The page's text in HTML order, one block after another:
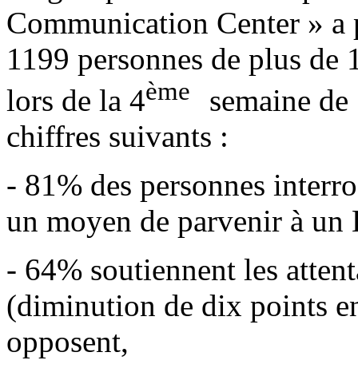
Communication Center » a
1199 personnes de plus
lors de la 4ème
semaine
chiffres suivants :
- 81% des personnes
un moyen de parvenir à un
- 64% soutiennent les
(diminution de dix points
opposent,